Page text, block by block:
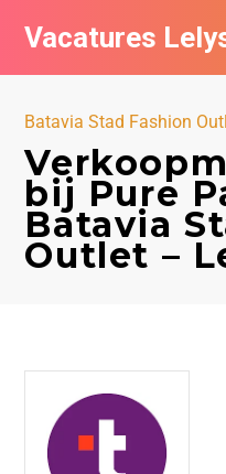
Vacatures
Batavia Stad Fashion
bij Pure
Batavia
Outlet –
Vacatures per bedrijf in
Nieuwsbrief feed